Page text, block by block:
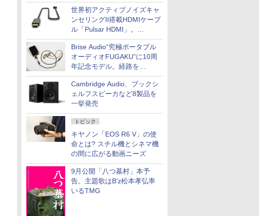
「AC iPurifier2」
世界初アクティブノイズキャ
ンセリングII搭載HDMIケーブ
ル「Pulsar HDMI」。
SilentPowerから
Brise Audio“究極ポータブル
オーディオFUGAKU”に10周
年記念モデル。経路を
NISHIKIで統一。400万円
Cambridge Audio、ブックシ
ェルフスピーカなど8製品を
一挙発売
トピック
キヤノン「EOS R6 V」の使
命とは? スチル機とシネマ機
の間に広がる動画ニーズ
9月公開「八つ墓村」本予
告。主題歌はB'z松本孝弘率
いるTMG